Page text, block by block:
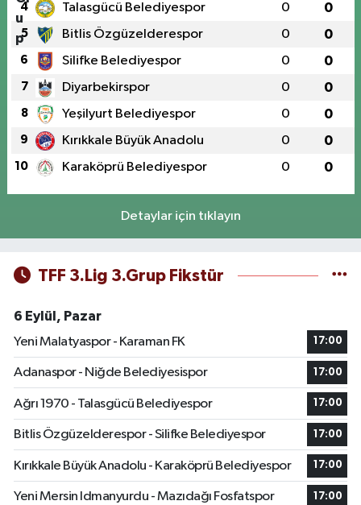
4 Talasgücü Belediyespor 0 0
5 Bitlis Özgüzelderespor 0 0
6 Silifke Belediyespor 0 0
7 Diyarbekirspor 0 0
8 Yeşilyurt Belediyespor 0 0
9 Kırıkkale Büyük Anadolu 0 0
10 Karaköprü Belediyespor 0 0
Detaylar için tıklayın
TFF 3.Lig 3.Grup Fikstür
6 Eylül, Pazar
Yeni Malatyaspor - Karaman FK
17:00
Adanaspor - Niğde Belediyesispor 17:00
Ağrı 1970 - Talasgücü Belediyespor 17:00
Bitlis Özgüzelderespor - Silifke Belediyespor 17:00
Kırıkkale Büyük Anadolu - Karaköprü Belediyespor 17:00
Yeni Mersin Idmanyurdu - Mazıdağı Fosfatspor 17:00